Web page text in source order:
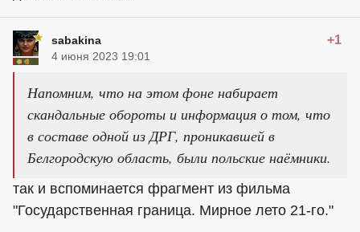
sabakina +1
4 июня 2023 19:01
Напомним, что на этом фоне набирает
скандальные обороты и информация о том, что
в составе одной из ДРГ, проникавшей в
Белгородскую область, были польские наёмники.
так и вспоминается фрагмент из фильма
"Государственная граница. Мирное лето 21-го."